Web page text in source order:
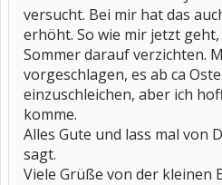
versucht. Bei mir hat das
erhöht. So wie mir jetzt
Sommer darauf verzichten.
vorgeschlagen, es ab ca
einzuschleichen, aber ich
komme.
Alles Gute und lass mal von
sagt.
Viele Grüße von der kleinen